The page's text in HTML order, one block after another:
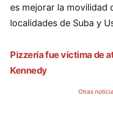
es mejorar la movilidad
localidades de Suba y
Pizzería fue víctima de
Kennedy
Otras